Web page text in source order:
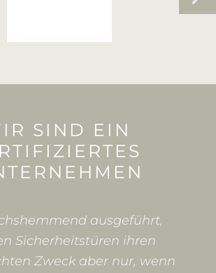
SIND EIN
ausgeführt,
Sicherheitstüren ihren
Zweck aber nur, wenn